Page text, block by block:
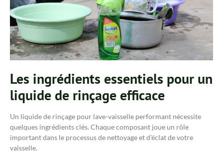
Les ingrédients essentiels pour un
liquide de rinçage efficace
Un liquide de rinçage pour lave-vaisselle performant nécessite
quelques ingrédients clés. Chaque composant joue un rôle
important dans le processus de nettoyage et d’éclat de votre
vaisselle.